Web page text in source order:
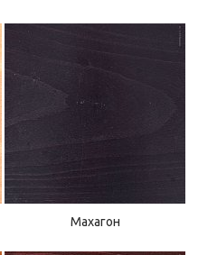
Махагон